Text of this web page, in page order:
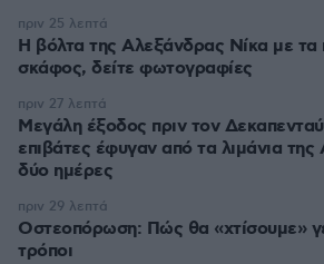
Η βόλτα της Αλεξάνδρας Νίκα με τα
σκάφος, δείτε φωτογραφίες
πριν 25 λεπτά
Μεγάλη έξοδος πριν τον
επιβάτες έφυγαν από τα λιμάνια της
δύο ημέρες
πριν 27 λεπτά
Οστεοπόρωση: Πώς θα «χτίσουμε»
τρόποι
πριν 29 λεπτά